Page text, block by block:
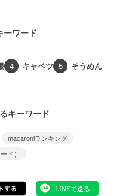
ーワード
4 キャベツ 5 そうめん
キーワード
macaroniランキング
ド）